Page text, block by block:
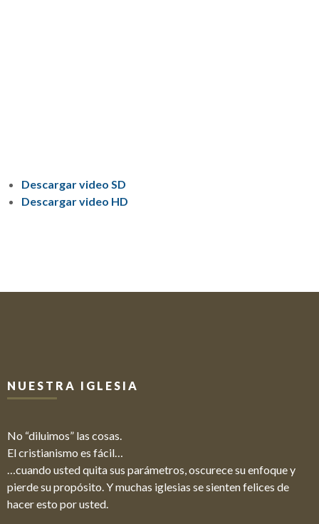
Descargar video SD
Descargar video HD
NUESTRA IGLESIA
No “diluimos” las cosas.
El cristianismo es fácil…
…cuando usted quita sus parámetros, oscurece su enfoque y
pierde su propósito. Y muchas iglesias se sienten felices de
hacer esto por usted.